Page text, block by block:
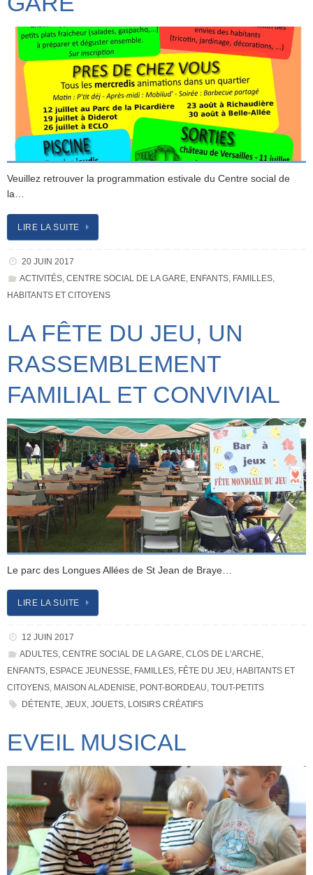
Veuillez retrouver la programmation estivale du Centre social de
la…
LIRE LA SUITE
20 JUIN 2017
ACTIVITÉS, CENTRE SOCIAL DE LA GARE, ENFANTS, FAMILLES,
HABITANTS ET CITOYENS
LA FÊTE DU JEU, UN
RASSEMBLEMENT
FAMILIAL ET CONVIVIAL
Le parc des Longues Allées de St Jean de Braye…
LIRE LA SUITE
12 JUIN 2017
ADULTES, CENTRE SOCIAL DE LA GARE, CLOS DE L'ARCHE,
ENFANTS, ESPACE JEUNESSE, FAMILLES, FÊTE DU JEU, HABITANTS ET
CITOYENS, MAISON ALADENISE, PONT-BORDEAU, TOUT-PETITS
DÉTENTE, JEUX, JOUETS, LOISIRS CRÉATIFS
EVEIL MUSICAL